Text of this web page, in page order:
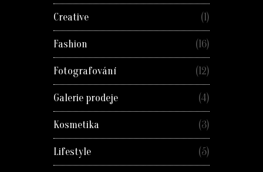
Creative (1)
Fashion (16)
Fotografování (12)
Galerie prodeje (4)
Kosmetika (3)
Lifestyle (5)